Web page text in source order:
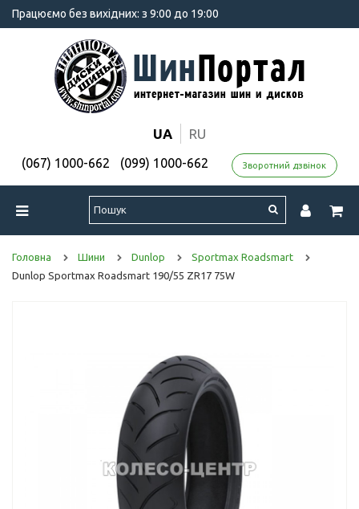
Працюємо без вихідних: з 9:00 до 19:00
UA RU
(067) 1000-662 (099) 1000-662 Зворотний дзвінок
Головна Шини Dunlop
Sportmax Roadsmart
Dunlop Sportmax Roadsmart 190/55 ZR17 75W